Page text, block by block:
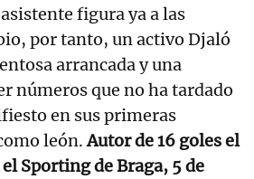
figura ya a las
por tanto, un activo Djaló
arrancada y una
números que no ha tardado
en sus primeras
león.Autor de 16 goles el
Sporting de Braga, 5 de